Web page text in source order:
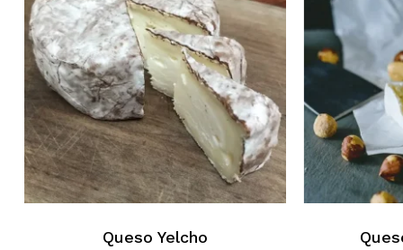
No hay productos en el
carrito.
Go To Shop
Queso Yelcho